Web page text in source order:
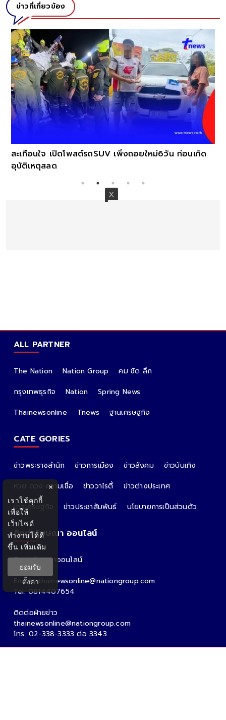
ข่าวที่เกี่ยวข้อง
สะเทือนใจ เปิดโพสต์รถSUV เพิ่งถอยใหม่6วัน ก่อนเกิด
อุบัติเหตุสลด
ALL PARTNER
The Nation Nation Group
คม ชัด ลึก
กรุงเทพธุรกิจ
Nation
Spring News
Thainewsonline
Tnews ฐานเศรษฐกิจ
CATE GORIES
ข่าวพระราชสำนัก ข่าวการเมือง ข่าวสังคม
ข่าวบันเทิง
หวย ดวง ความเชื่อ
ข่าววาไรตี้
ข่าวต่างประเทศ
ข่าวเศรษฐกิจ
ข่าวประชาสัมพันธ์ นโยบายการเป็นส่วนตัว
ติดต่อโฆษณา ออนไลน์
ติดต่อโฆษณาออนไลน์
คุณอ้อ
Email : thainewsonline@nationgroup.com
Tel: 0814407654
ติดต่อฝ่ายข่าว
thainewsonline@nationgroup.com
โทร. 02-338-3333 ต่อ 3343
×
เราใช้คุกกี้
เพื่อให้
เว็บไซต์
ทำงานได้ดี
ขึ้น เพิ่มเติม
ยอมรับ
ตั้งค่า